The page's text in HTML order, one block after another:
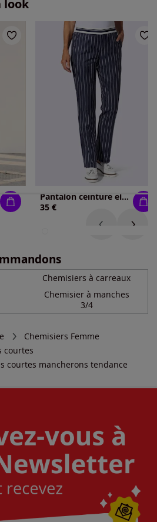
look
Pantalon ceinture élastique rayée
35 €
Chemisiers à carreaux
Chemisier à manches
3/4
Chemisiers Femme
courtes
courtes mancherons tendance